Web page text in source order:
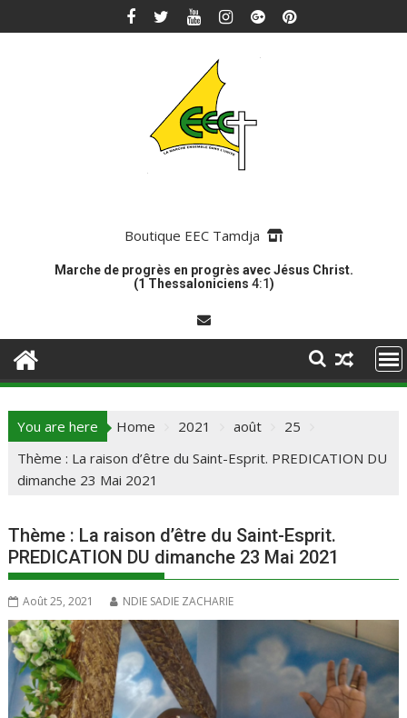
to
Boutique EEC Tamdja
Marche de progrès en progrès avec Jésus Christ.
(1 Thessaloniciens 4:1)
You are here Home 2021 août
25
Thème : La raison d’être du Saint-Esprit. PREDICATION DU
dimanche 23 Mai 2021
Thème : La raison d’être du Saint-Esprit.
PREDICATION DU dimanche 23 Mai 2021
Août 25, 2021 NDIE SADIE ZACHARIE